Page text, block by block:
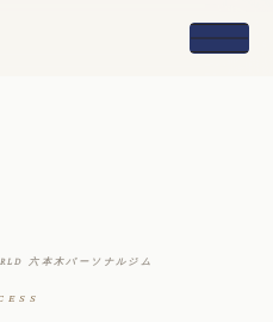
六本木パーソナルジム